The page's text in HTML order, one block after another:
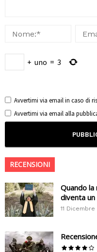
+ uno = 3
Avvertimi via email in caso di
Avvertimi via email alla
RECENSIONI
Quando
diventa
11 Dicembre